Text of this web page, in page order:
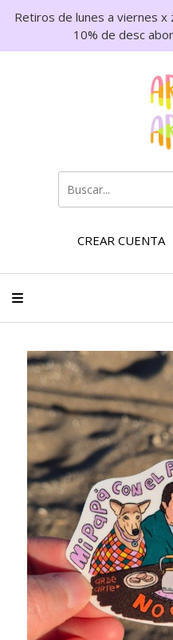
Retiros de lunes a viernes
10% de desc
CREAR CUENTA